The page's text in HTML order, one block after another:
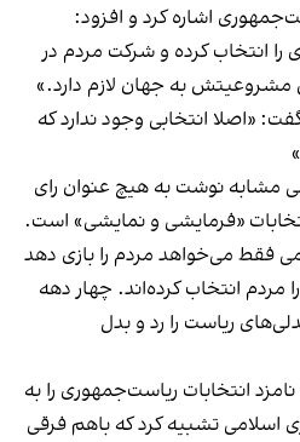
اشاره کرد و افزود:
انتخاب کرده و شرکت مردم در
مشروعیتش به جهان لازم دارد.»
«اصلا انتخابی وجود ندارد که
مشابه نوشت به هیچ عنوان رای
«فرمایشی و نمایشی» است.
فقط می‌خواهد مردم را بازی دهد
انتخاب کرده‌اند. چهار دهه
ریاست را رد و بدل
انتخابات ریاست‌جمهوری را به
تشبیه کرد که باهم فرقی